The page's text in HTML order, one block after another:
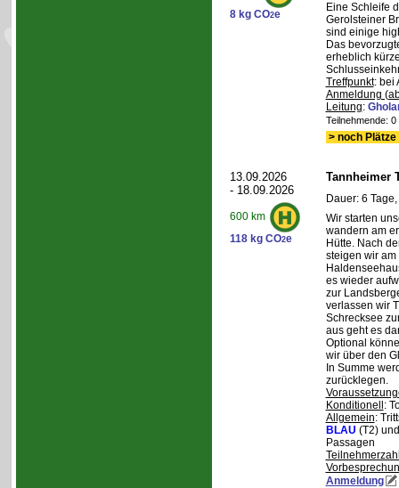
8 kg CO2e
Eine Schleife
Gerolsteiner
sind einige
Das
erheblich
Treffpunkt: bei
Anmeldung
Leitung:
Teilnehmende:
> noch
13.09.2026
- 18.09.2026
600 km
118 kg CO2e
Tannheimer
Dauer: 6
Wir starten
wandern am
Hütte. Nach
steigen wir
es wieder
zur
verlassen wir
Schrecksee
aus geht es
Optional
wir über den
In Summe
zurücklegen.
Konditionell :
Allgemein:
BLAU (T2)
Passagen
Anmeldung